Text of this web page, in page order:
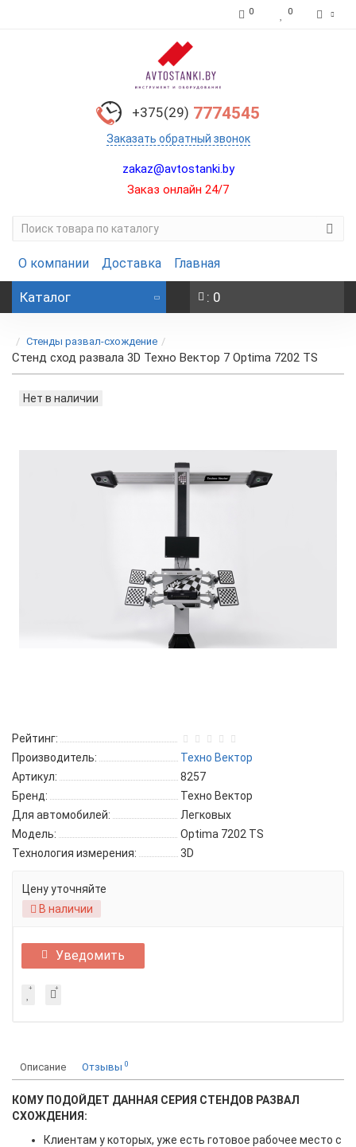
0 0
+375(29) 7774545
Заказать обратный звонок
zakaz@avtostanki.by
Заказ онлайн 24/7
О компании Доставка Главная
Каталог : 0
Стенды развал-схождение
Стенд сход развала 3D Техно Вектор 7 Optima 7202 TS
Нет в наличии
Рейтинг:
Производитель:
Техно Вектор
Артикул:
8257
Бренд:
Техно Вектор
Для автомобилей:
Легковых
Модель:
Optima 7202 TS
Технология измерения:
3D
Цену уточняйте
В наличии
Уведомить
Описание Отзывы 0
КОМУ ПОДОЙДЕТ ДАННАЯ СЕРИЯ СТЕНДОВ РАЗВАЛ
СХОЖДЕНИЯ:
Клиентам у которых, уже есть готовое рабочее место с